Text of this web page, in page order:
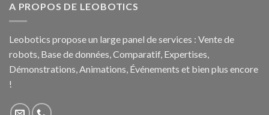
A PROPOS DE LEOBOTICS
Leobotics propose un large panel de services : Vente de
robots, Base de données, Comparatif, Expertises,
Démonstrations, Animations, Événements et bien plus encore
!